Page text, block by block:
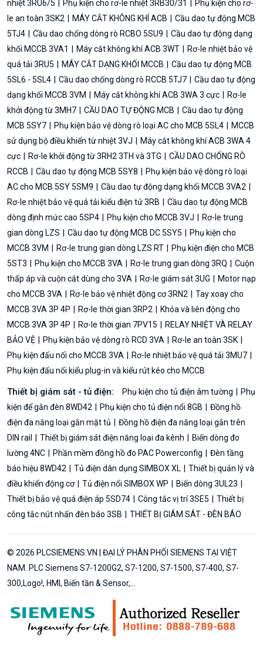
nhiệt 3RU6/5
Phụ kiện cho rơ-le nhiệt 3RB30/31
Phụ kiện cho rơ-
le an toàn 3SK2
MÁY CẮT KHÔNG KHÍ ACB
Cầu dao tự động MCB
5TJ4
Cầu dao chống dòng rò RCBO 5SU9
Cầu dao tự động dạng
khối MCCB 3VA1
Máy cắt không khí ACB 3WT
Rơ-le nhiệt bảo vệ
quá tải 3RU5
MÁY CẮT DẠNG KHỐI MCCB
Cầu dao tự động MCB
5SL6 - 5SL4
Cầu dao chống dòng rò RCCB 5TJ7
Cầu dao tự động
dạng khối MCCB 3VM
Máy cắt không khí ACB 3WA 3 cực
Rơ-le
khởi động từ 3MH7
CẦU DAO TỰ ĐỘNG MCB
Cầu dao tự động
MCB 5SY7
Phụ kiện bảo vệ dòng rò loại AC cho MCB 5SL4
MCCB
sử dụng bộ điều khiển từ nhiệt 3VJ
Máy cắt không khí ACB 3WA 4
cực
Rơ-le khởi động từ 3RH2 3TH và 3TG
CẦU DAO CHỐNG RÒ
RCCB
Cầu dao tự động MCB 5SY8
Phụ kiện bảo vệ dòng rò loại
AC cho MCB 5SY 5SM9
Cầu dao tự động dạng khối MCCB 3VA2
Rơ-le nhiệt bảo vệ quá tải kiểu điện tử 3RB
Cầu dao tự động MCB
dòng định mức cao 5SP4
Phụ kiện cho MCCB 3VJ
Rơ-le trung
gian dòng LZS
Cầu dao tự động MCB DC 5SY5
Phụ kiện cho
MCCB 3VM
Rơ-le trung gian dòng LZS RT
Phụ kiện điện cho MCB
5ST3
Phụ kiện cho MCCB 3VA Rơ-le trung gian dòng 3RQ
Cuộn
thấp áp và cuộn cắt dùng cho 3VA
Rơ-le giám sát 3UG
Motor nạp
cho MCCB 3VA
Rơ-le bảo vệ nhiệt động cơ 3RN2
Tay xoay cho
MCCB 3VA 3P 4P
Rơ-le thời gian 3RP2
Khóa và liên động cho
MCCB 3VA 3P 4P
Rơ-le thời gian 7PV15
RELAY NHIỆT VÀ RELAY
BẢO VỆ
Phụ kiện bảo vệ dòng rò RCD 3VA
Rơ-le an toàn 3SK
Phụ kiện đấu nối cho MCCB 3VA
Rơ-le nhiệt bảo vệ quá tải 3MU7
Phụ kiện đấu nối kiểu plug-in và kiểu rút kéo cho MCCB
Thiết bị giám sát - tủ điện: Phụ kiện cho tủ điện âm tường
Phụ
kiện để gắn đèn 8WD42
Phụ kiện cho tủ điện nổi 8GB
Đồng hồ
điện đa năng loại gắn mặt tủ
Đồng hồ điện đa năng loại gắn trên
DIN rail
Thiết bị giám sát điện năng loại đa kênh
Biến dòng đo
lường 4NC
Phần mềm đồng hồ đo PAC Powerconfig
Đèn tầng
báo hiệu 8WD42
Tủ điện dân dụng SIMBOX XL
Thiết bị quản lý và
điều khiển động cơ
Tủ điện nổi SIMBOX WP
Biến dòng 3UL23
Thiết bị bảo vệ quá điện áp 5SD74
Công tắc vị trí 3SE5
Thiết bị
công tắc nút nhấn đèn báo 3SB
THIẾT BỊ GIÁM SÁT - ĐÈN BÁO
© 2026 PLCSIEMENS.VN | ĐẠI LÝ PHÂN PHỐI SIEMENS TẠI VIỆT
NAM. PLC Siemens S7-1200G2, S7-1200, S7-1500, S7-400, S7-
300,Logo!, HMI, Biến tần & Sensor,...